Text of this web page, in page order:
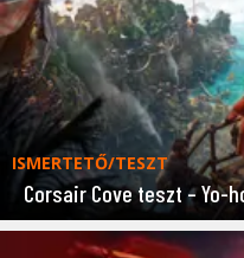
ISMERTETŐ/TESZT
Corsair Cove teszt –